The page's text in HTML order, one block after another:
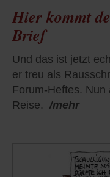
Hier kommt
Brief
Und das ist jetzt
er treu als
Forum-Heftes.
Reise. /mehr